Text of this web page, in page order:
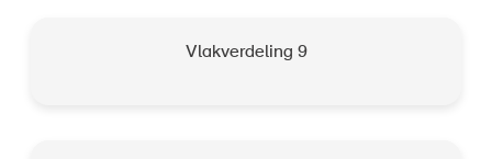
Vlakverdeling 9